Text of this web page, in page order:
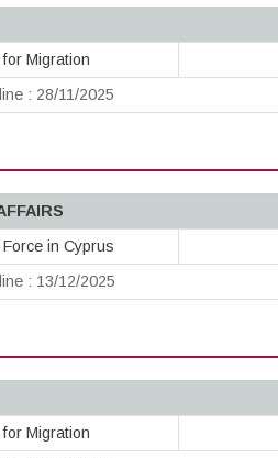
Migration
: 28/11/2025
in Cyprus
: 13/12/2025
Migration